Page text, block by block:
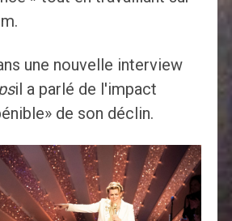
une nouvelle interview
il a parlé de l'impact
de son déclin.